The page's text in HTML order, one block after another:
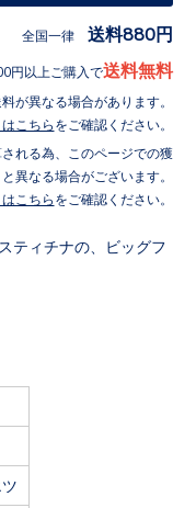
全国一律 送料880円
円以上ご購入で送料無料
が異なる場合があります。
こちら をご確認ください。
れる為、このページでの獲
異なる場合がございます。
こちら をご確認ください。
ティチナの、ビッグフ